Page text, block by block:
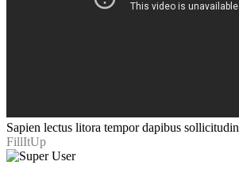
Sapien lectus litora tempor dapibus sollicitudin
FillItUp